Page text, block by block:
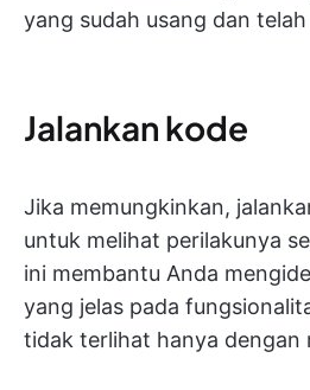
yang sudah usang dan
Jalankan kode
Jika memungkinkan,
untuk melihat perilakunya
ini membantu Anda
yang jelas pada
tidak terlihat hanya dengan